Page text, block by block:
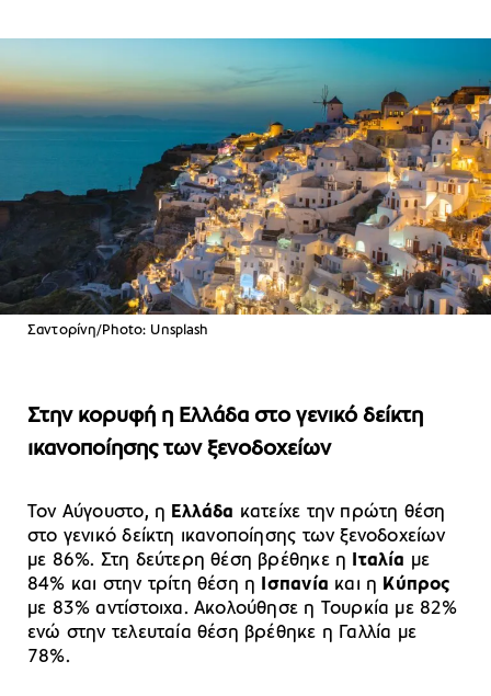
Σαντορίνη/Photo: Unsplash
Στην κορυφή η Ελλάδα στο γενικό δείκτη
ικανοποίησης των ξενοδοχείων
Τον Αύγουστο, η Ελλάδα κατείχε την πρώτη θέση
στο γενικό δείκτη ικανοποίησης των ξενοδοχείων
με 86%. Στη δεύτερη θέση βρέθηκε η
Ιταλία με
84% και στην τρίτη θέση η Ισπανία και η Κύπρος
με 83% αντίστοιχα. Ακολούθησε η Τουρκία με 82%
ενώ στην τελευταία θέση βρέθηκε η Γαλλία με
78%.